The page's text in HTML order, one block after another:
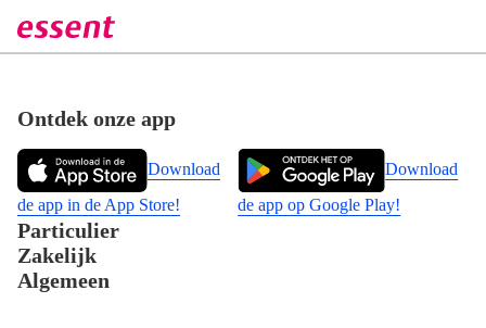
Direct naar hoofdinhoud
Footer
Ontdek onze app
Download
de app in de App Store!
Download
de app op Google Play!
Particulier
Zakelijk
Algemeen